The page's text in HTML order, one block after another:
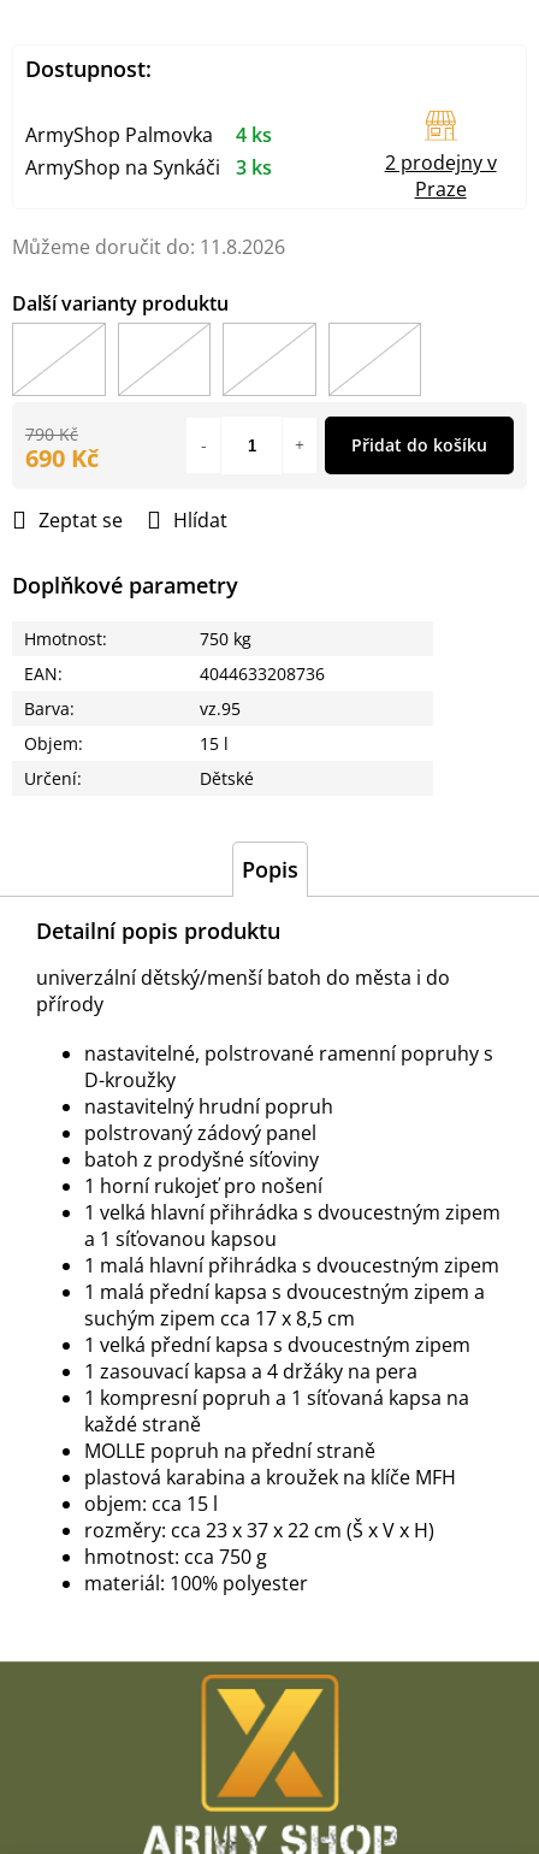
Můžeme doručit do: 11.8.2026
Zeptat se Hlídat
Doplňkové parametry
Hmotnost:
750 kg
EAN:
4044633208736
Barva:
vz.95
Objem:
15 l
Určení: Dětské
790 Kč
690 Kč
cena:
Přidat do košíku
Dostupnost:
ArmyShop Palmovka
4 ks
ArmyShop na Synkáči
3 ks
2 prodejny v
Praze
Popis
Detailní popis produktu
univerzální dětský/menší batoh do města i do
přírody
nastavitelné, polstrované ramenní popruhy s
D-kroužky
nastavitelný hrudní popruh
polstrovaný zádový panel
batoh z prodyšné síťoviny
1 horní rukojeť pro nošení
1 velká hlavní přihrádka s dvoucestným zipem
a 1 síťovanou kapsou
1 malá hlavní přihrádka s dvoucestným zipem
1 malá přední kapsa s dvoucestným zipem a
suchým zipem cca 17 x 8,5 cm
1 velká přední kapsa s dvoucestným zipem
1 zasouvací kapsa a 4 držáky na pera
1 kompresní popruh a 1 síťovaná kapsa na
každé straně
MOLLE popruh na přední straně
plastová karabina a kroužek na klíče MFH
objem: cca 15 l
rozměry: cca 23 x 37 x 22 cm (Š x V x H)
hmotnost: cca 750 g
materiál: 100% polyester
Z